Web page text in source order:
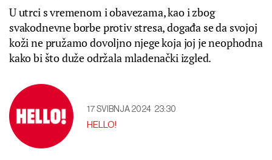
U utrci s vremenom i obavezama, kao i zbog
svakodnevne borbe protiv stresa, događa se da svojoj
koži ne pružamo dovoljno njege koja joj je neophodna
kako bi što duže održala mladenački izgled.
17 SVIBNJA 2024 23:30
HELLO!